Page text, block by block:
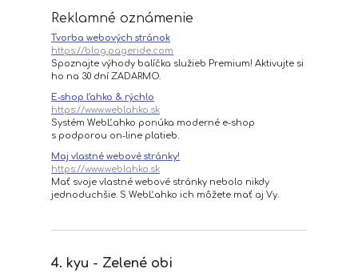
Reklamné oznámenie
Tvorba webových stránok
https://blog.pageride.com
Spoznajte výhody balíčka služieb Premium! Aktivujte si
ho na 30 dní ZADARMO.
E-shop ľahko & rýchlo
https://www.weblahko.sk
Systém WebĽahko ponúka moderné e-shop
s podporou on-line platieb.
Maj vlastné webové stránky!
https://www.weblahko.sk
Mať svoje vlastné webové stránky nebolo nikdy
jednoduchšie. S WebĽahko ich môžete mať aj Vy.
4. kyu - Zelené obi